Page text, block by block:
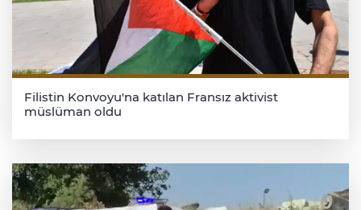
Filistin Konvoyu'na katılan Fransız aktivist
müslüman oldu